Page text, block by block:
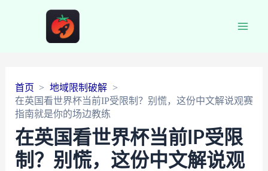
首页
地域限制破解
在英国看世界杯当前IP受限制？别慌，这份中文解说观赛
指南就是你的场边教练
在英国看世界杯当前IP受限
制？别慌，这份中文解说观